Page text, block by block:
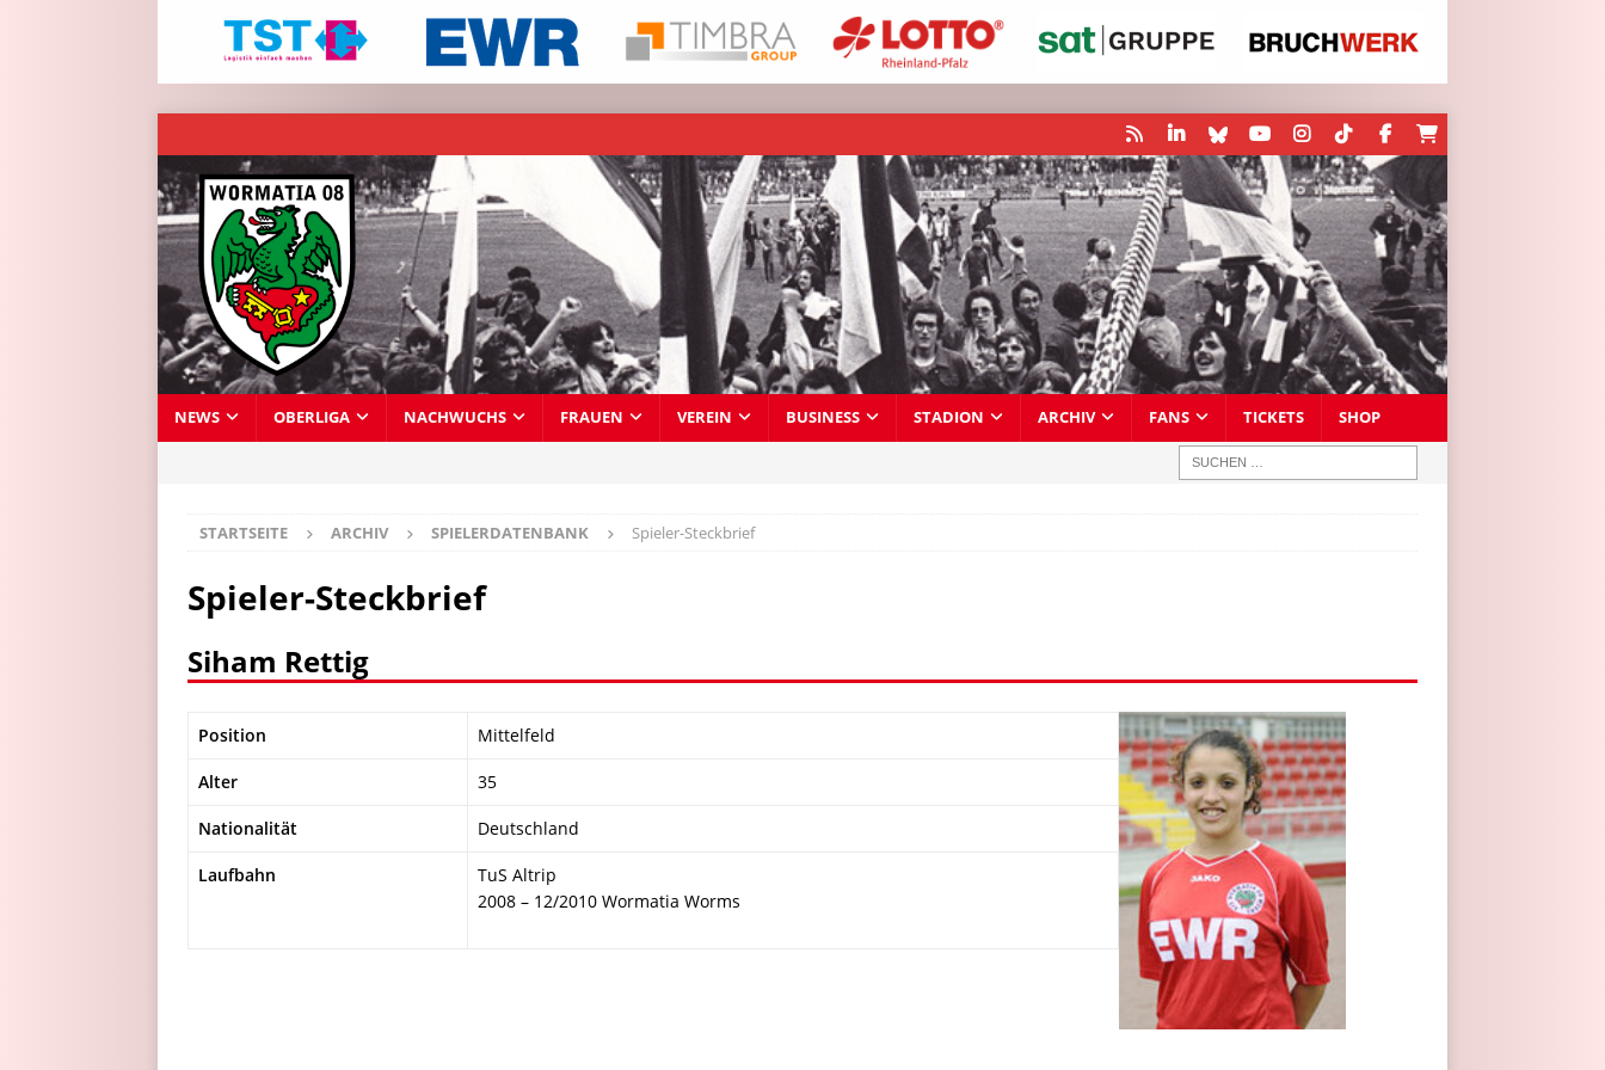
NEWS OBERLIGA NACHWUCHS FRAUEN VEREIN BUSINESS STADION ARCHIV FANS TICKETS SHOP
STARTSEITE ARCHIV SPIELERDATENBANK Spieler-Steckbrief
Spieler-Steckbrief
Siham Rettig
Position Mittelfeld
Alter 35
Nationalität Deutschland
Laufbahn
TuS Altrip
2008 – 12/2010 Wormatia Worms